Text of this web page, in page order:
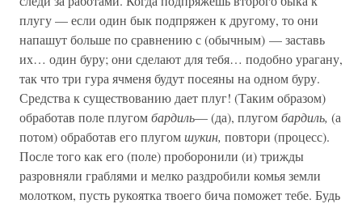
плугу — если один бык подпряжен к другому, то они
напашут больше по сравнению с (обычным) — заставь
их… один буру; они сделают для тебя… подобно урагану,
так что три гура ячменя будут посеяны на одном буру.
Средства к существованию дает плуг! (Таким образом)
обработав поле плугомбардиль— (да), плугомбардиль, (а
потом) обработав его плугомшукин, повтори (процесс).
После того как его (поле) проборонили (и) трижды
разровняли граблями и мелко раздробили комья земли
молотком, пусть рукоятка твоего бича поможет тебе. Будь